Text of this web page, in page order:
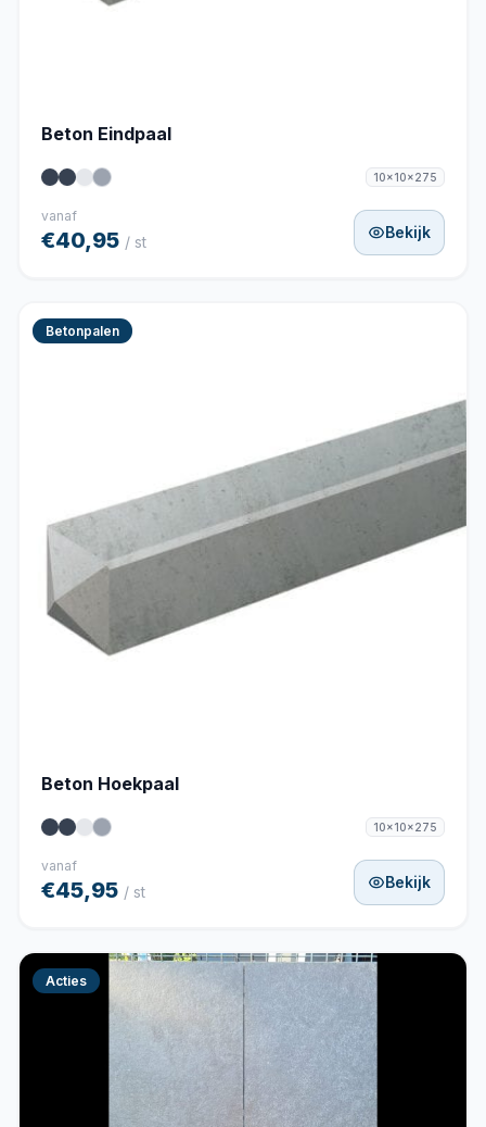
Beton Eindpaal
10x10x275
vanaf
€40,95 / st
Bekijk
Betonpalen
Beton Hoekpaal
10x10x275
vanaf
€45,95 / st
Bekijk
Acties